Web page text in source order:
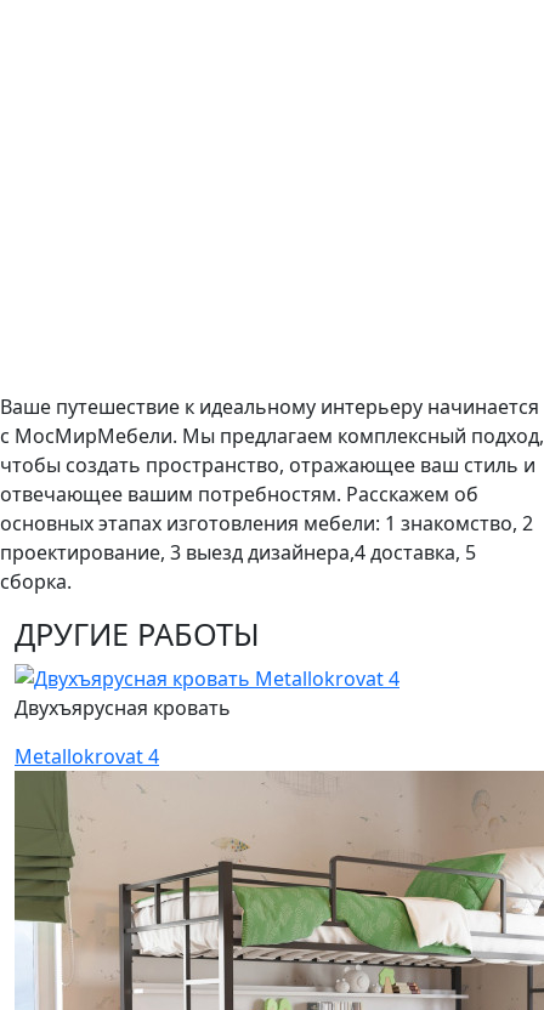
Ваше путешествие к идеальному интерьеру начинается
с МосМирМебели. Мы предлагаем комплексный подход,
чтобы создать пространство, отражающее ваш стиль и
отвечающее вашим потребностям. Расскажем об
основных этапах изготовления мебели: 1 знакомство, 2
проектирование, 3 выезд дизайнера,4 доставка, 5
сборка.
ДРУГИЕ РАБОТЫ
Двухъярусная кровать
Metallokrovat 4